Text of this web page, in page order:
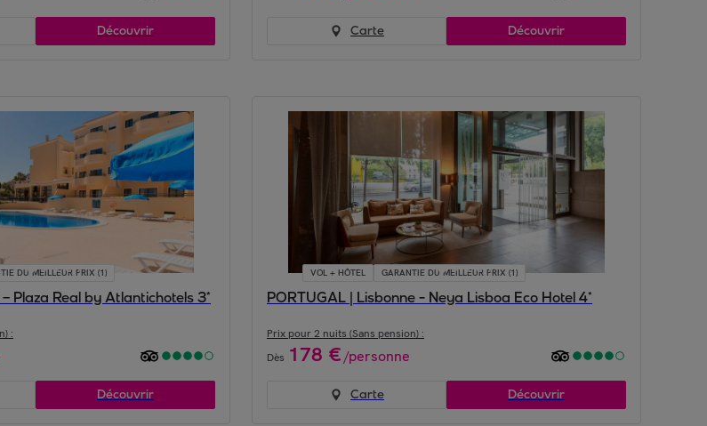
Découvrir Carte Découvrir
DU MEILLEUR PRIX (1)
Plaza Real by Atlantichotels 3*
:
Découvrir
VOL + HÔTEL GARANTIE DU MEILLEUR PRIX (1)
PORTUGAL | Lisbonne - Neya Lisboa Eco Hotel 4*
Prix pour 2 nuits (Sans pension) :
Dès 178 €/personne
Carte Découvrir